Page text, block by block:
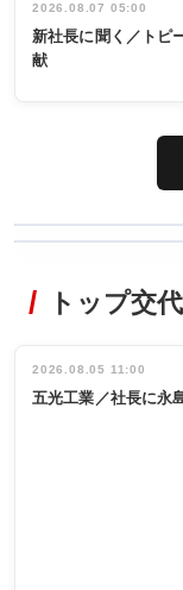
2026.08.07 05:00
新社長に聞く／トピ
献
非鉄業界で
インタビュ
ー／社内ア
タックトレー
祝う 業界関
係者ら220人
出席
トップ交
2026.08.05 11:00
五光工業／社長に永